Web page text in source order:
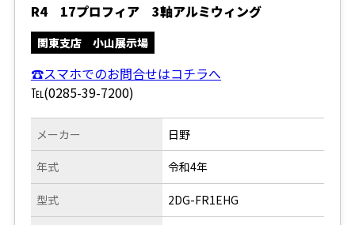
R4 17プロフィア 3軸アルミウィング
関東支店 小山展示場
☎スマホでのお問合せはコチラへ
℡(0285-39-7200)
メーカー
年式
型式
日野
令和4年
2DG-FR1EHG